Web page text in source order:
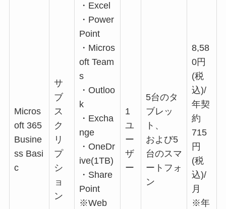
Micros
oft 365
Busine
ss Basi
c
サ
ブ
ス
ク
リ
プ
シ
ョ
ン
・Excel
・Power
Point
・Micros
oft Team
s
・Outloo
k
・Excha
nge
・OneDr
ive(1TB)
・Share
Point
※Web
1
ユ
ー
ザ
ー
5台のタ
ブレッ
ト、
および5
台のスマ
ートフォ
ン
8,58
0円
(税
込)/
年契
約
715
円
(税
込)/
月
※年